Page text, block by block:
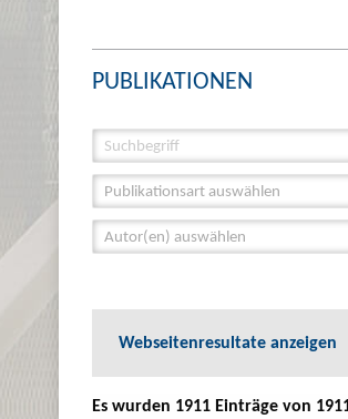
PUBLIKATIONEN
Publikationsart auswählen
Autor(en) auswählen
Webseitenresultate anzeigen
Es wurden 1911 Einträge von